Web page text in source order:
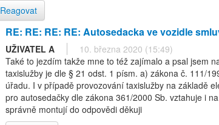
Reagovat
RE: RE: RE: RE: Autosedacka ve vozidle
UŽIVATEL A
10. března 2020 (15:49)
Také to jezdím takže mne to též zajímalo a psal jsem
taxislužby je dle § 21 odst. 1 písm. a) zákona č. 111/
úřadu. I v případě provozování taxislužby na základě
pro autosedačky dle zákona 361/2000 Sb. vztahuje i
správně montují do odpovědi děkuji